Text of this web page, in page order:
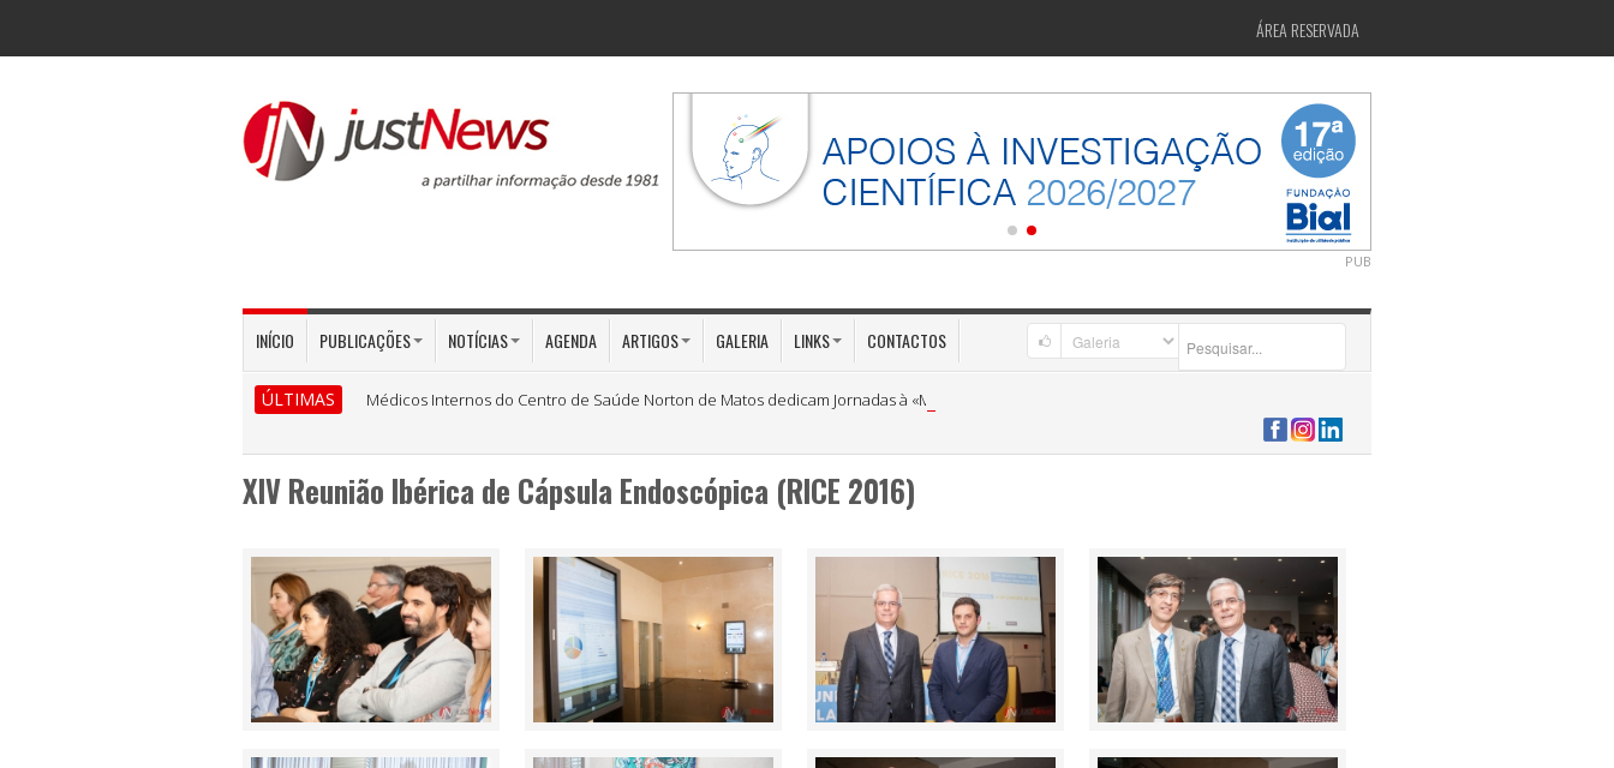
ÁREA RESERVADA
PUB
INÍCIO PUBLICAÇÕES NOTÍCIAS AGENDA ARTIGOS GALERIA LINKS CONTACTOS
ÚLTIMAS Médicos Internos do Centro de Saúde Norton de Matos dedicam Jornadas à «Medicina Preventiva»
XIV Reunião Ibérica de Cápsula Endoscópica (RICE 2016)